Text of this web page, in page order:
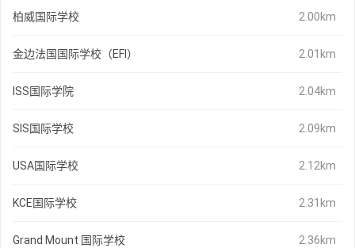
柏威国际学校 2.00km
金边法国国际学校（EFI） 2.01km
ISS国际学院 2.04km
SIS国际学校 2.09km
USA国际学校 2.12km
KCE国际学校 2.31km
Grand Mount 国际学校 2.36km